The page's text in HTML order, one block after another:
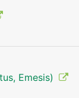
Emesis)